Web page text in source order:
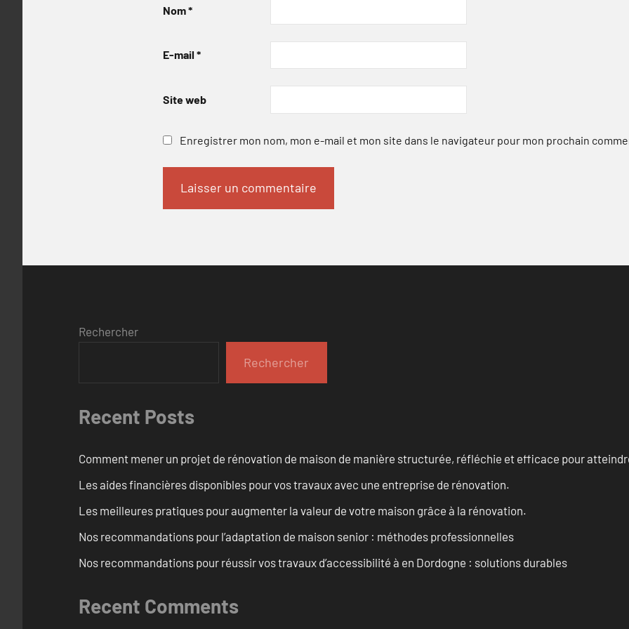
Nom*
E-mail *
Site web
Enregistrer mon nom, mon e-mail et mon site dans le navigateur pour mon prochain
Rechercher
Rechercher
Recent Posts
Comment mener un projet de rénovation de maison de manière structurée, réfléchie et efficace pour
Les aides financières disponibles pour vos travaux avec une entreprise de rénovation.
Les meilleures pratiques pour augmenter la valeur de votre maison grâce à la rénovation.
Nos recommandations pour l’adaptation de maison senior : méthodes professionnelles
Nos recommandations pour réussir vos travaux d’accessibilité à en Dordogne : solutions durables
Recent Comments